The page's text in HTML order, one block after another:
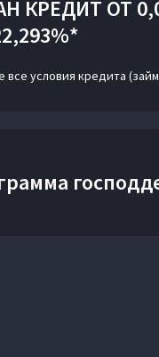
КРЕДИТ ОТ
все условия кредита